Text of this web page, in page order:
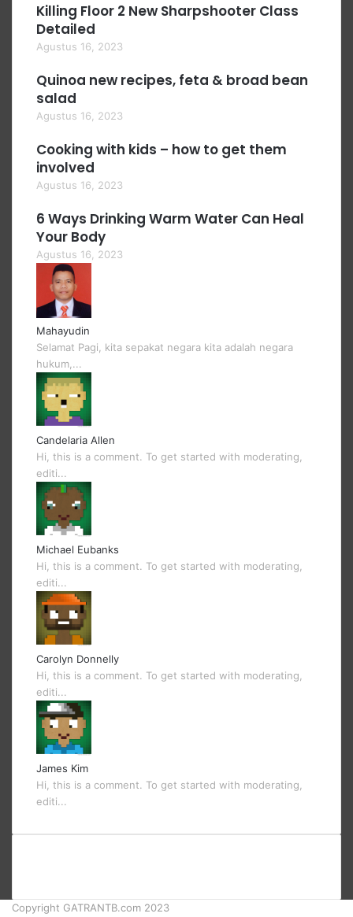
Killing Floor 2 New Sharpshooter Class
Detailed
Agustus 16, 2023
Quinoa new recipes, feta & broad bean
salad
Agustus 16, 2023
Cooking with kids – how to get them
involved
Agustus 16, 2023
6 Ways Drinking Warm Water Can Heal
Your Body
Agustus 16, 2023
Mahayudin
Selamat Pagi, kita sepakat negara kita adalah negara
hukum,...
Candelaria Allen
Hi, this is a comment. To get started with moderating,
editi...
Michael Eubanks
Hi, this is a comment. To get started with moderating,
editi...
Carolyn Donnelly
Hi, this is a comment. To get started with moderating,
editi...
James Kim
Hi, this is a comment. To get started with moderating,
editi...
Copyright GATRANTB.com 2023